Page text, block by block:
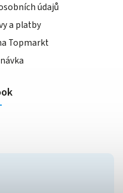
údajů
a platby
Topmarkt